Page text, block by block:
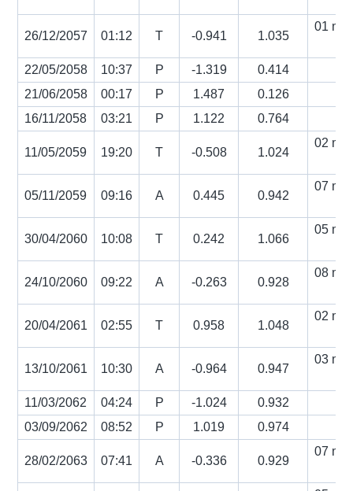
26/12/2057 01:12 T -0.941 1.035
01
22/05/2058
10:37 P -1.319
0.414
21/06/2058
00:17 P 1.487
0.126
16/11/2058
03:21 P 1.122 0.764
11/05/2059 19:20 T -0.508 1.024
02
05/11/2059 09:16 A 0.445 0.942
07
30/04/2060 10:08 T 0.242 1.066
05
24/10/2060 09:22 A -0.263 0.928
08
20/04/2061 02:55 T 0.958 1.048
02
13/10/2061 10:30 A -0.964 0.947
03
11/03/2062
04:24 P -1.024
0.932
03/09/2062
08:52 P 1.019 0.974
28/02/2063 07:41 A -0.336 0.929
07